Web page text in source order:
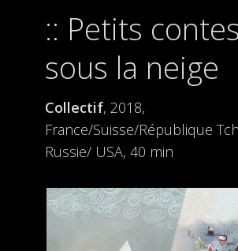
Petits contes
sous la neige
Collectif, 2018,
France/Suisse/République
Russie/ USA, 40 min